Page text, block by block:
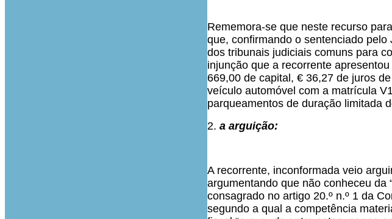
Rememora-se que neste recurso
que, confirmando o sentenciado
dos tribunais judiciais comuns para
injunção que a recorrente
669,00 de capital, € 36,27 de juros
veículo automóvel com a matrícula
parqueamentos de duração limitada
2. a arguição:
A recorrente, inconformada veio
argumentando que não conheceu da
consagrado no artigo 20.º n.º 1 da
segundo a qual a competência